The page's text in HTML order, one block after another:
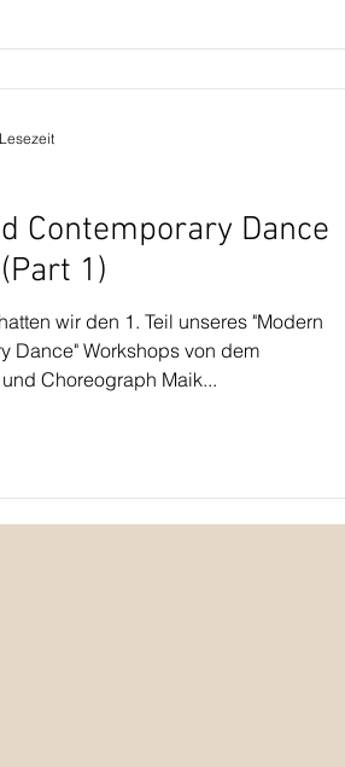
Contemporary Dance
1)
wir den 1. Teil unseres "Modern
Dance" Workshops von dem
Choreograph Maik...